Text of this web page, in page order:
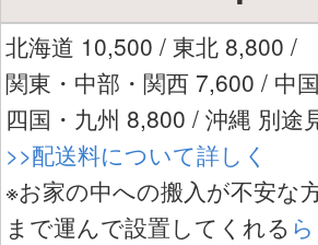
北海道 10,500 / 東北 8,800 /
関東・中部・関西 7,600 / 中
四国・九州 8,800 / 沖縄 別途
>>配送料について詳しく
※お家の中への搬入が不安な
まで運んで設置してくれる